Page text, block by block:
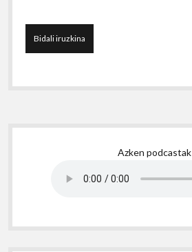
Sidebar
Azken podcastak